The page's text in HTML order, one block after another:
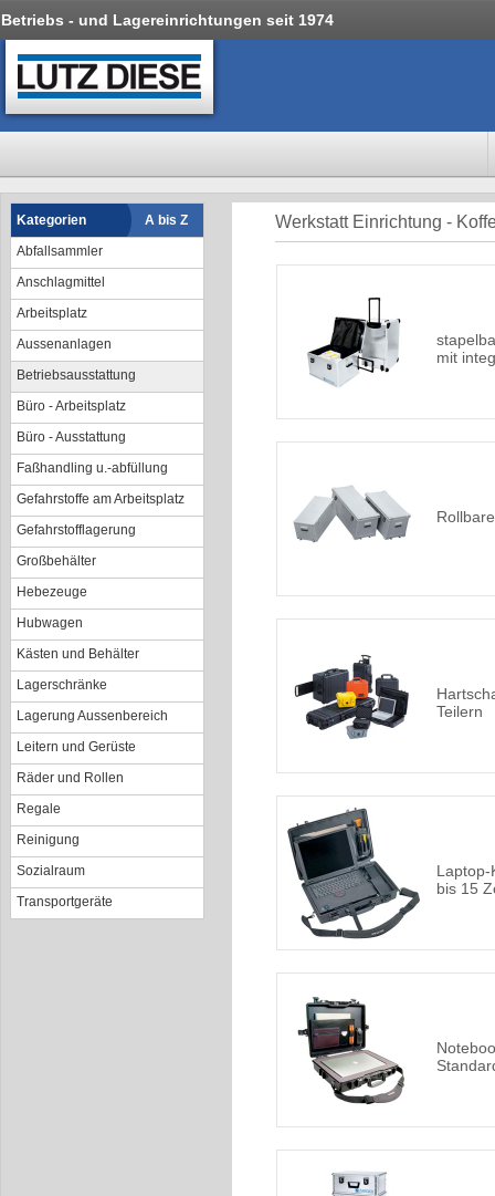
Betriebs - und Lagereinrichtungen seit 1974
Kategorien
A bis Z
Abfallsammler
Anschlagmittel
Arbeitsplatz
Aussenanlagen
Betriebsausstattung
Büro - Arbeitsplatz
Büro - Ausstattung
Faßhandling u.-abfüllung
Gefahrstoffe am Arbeitsplatz
Gefahrstofflagerung
Großbehälter
Hebezeuge
Hubwagen
Kästen und Behälter
Lagerschränke
Lagerung Aussenbereich
Leitern und Gerüste
Räder und Rollen
Regale
Reinigung
Sozialraum
Transportgeräte
Werkstatt Einrichtung -
mit
Teilern
Laptop-
bis 15